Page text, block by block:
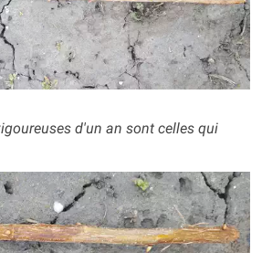
d'un an sont celles qui